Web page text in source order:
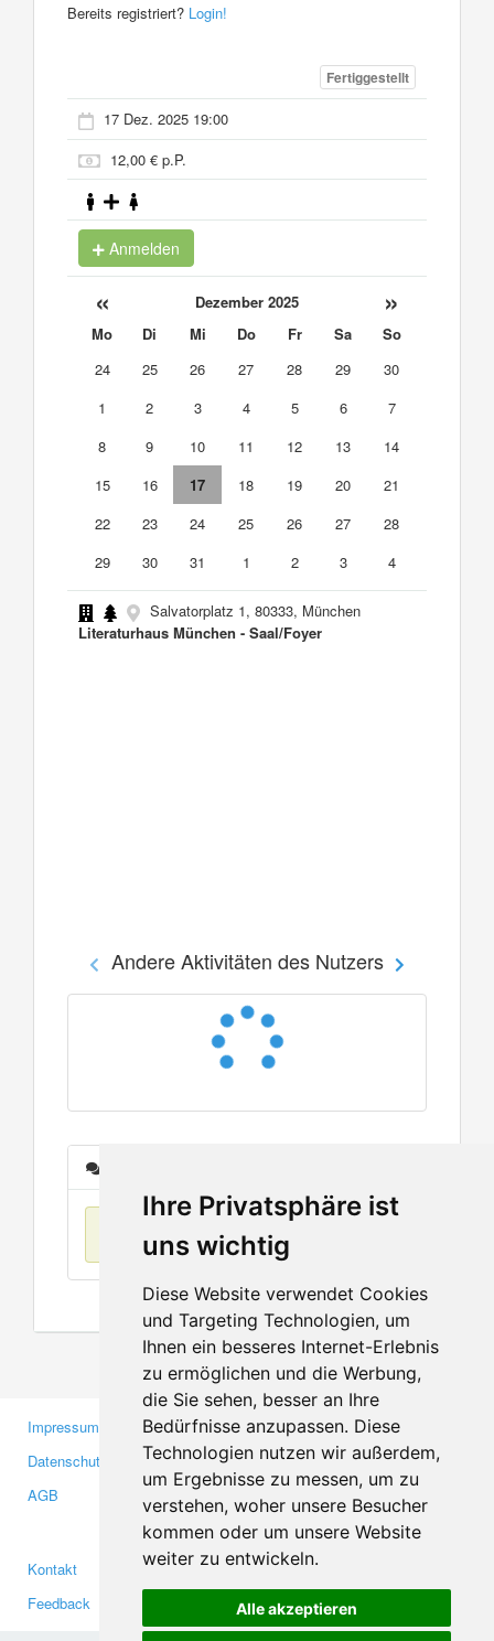
Ihre Privatsphäre ist
uns wichtig
Diese Website verwendet Cookies
und Targeting Technologien, um
Ihnen ein besseres Internet-Erlebnis
zu ermöglichen und die Werbung,
die Sie sehen, besser an Ihre
Bedürfnisse anzupassen. Diese
Technologien nutzen wir außerdem,
um Ergebnisse zu messen, um zu
verstehen, woher unsere Besucher
kommen oder um unsere Website
weiter zu entwickeln.
Alle akzeptieren
Bereits registriert? Login!
Fertiggestellt
17 Dez. 2025 19:00
12,00 € p.P.
Anmelden
« Dezember 2025 »
Mo Di Mi Do Fr Sa
So
24
25 26 27 28 29
30
1
2 3 4 5 6
7
8
9 10 11 12 13
14
15
16 17 18 19 20
21
22
23 24 25 26 27
28
29
30 31 1 2 3 4
Salvatorplatz 1, 80333, München
Literaturhaus München - Saal/Foyer
Andere Aktivitäten des Nutzers
Keine Einträge
Impressum
Datenschutzerklärung
AGB
Gewerbetreibende
Investoren
Medien
Kontakt
Feedback
Facebook
Twitter
YouTube